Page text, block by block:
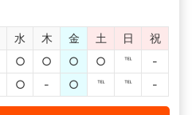
水 木 金 土 日
祝
○ ○ ○ ○ ℡
-
○ - ○ ℡ ℡ -